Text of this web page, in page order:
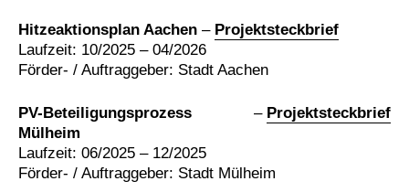
Hitzeaktionsplan Aachen – Projektsteckbrief
Laufzeit: 10/2025 – 04/2026
Förder- / Auftraggeber: Stadt Aachen
PV-Beteiligungsprozess
Mülheim
– Projektsteckbrief
Laufzeit: 06/2025 – 12/2025
Förder- / Auftraggeber: Stadt Mülheim